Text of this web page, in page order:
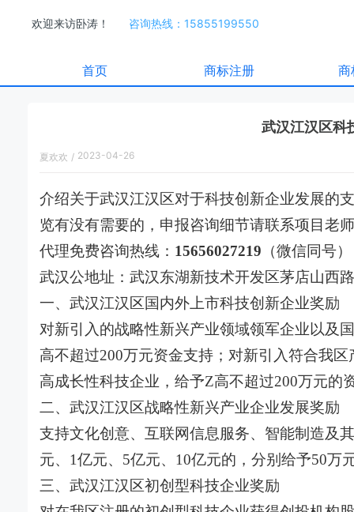
欢迎来访卧涛！ 咨询热线：15855199550
首页 商标注册 商
武汉江汉区科
夏欢欢 / 2023-04-26
介绍关于武汉江汉区对于科技创新企业发展的
览有没有需要的，申报咨询细节请联系项目老
代理免费咨询热线： 15656027219 （微信同号）
武汉公地址：武汉东湖新技术开发区茅店山西
一、武汉江汉区国内外上市科技创新企业奖励
对新引入的战略性新兴产业领域领军企业以及
高不超过200万元资金支持；对新引入符合我
高成长性科技企业，给予Z高不超过200万元的
二、武汉江汉区战略性新兴产业企业发展奖励
支持文化创意、互联网信息服务、智能制造及
元、1亿元、5亿元、10亿元的，分别给予50万
三、武汉江汉区初创型科技企业奖励